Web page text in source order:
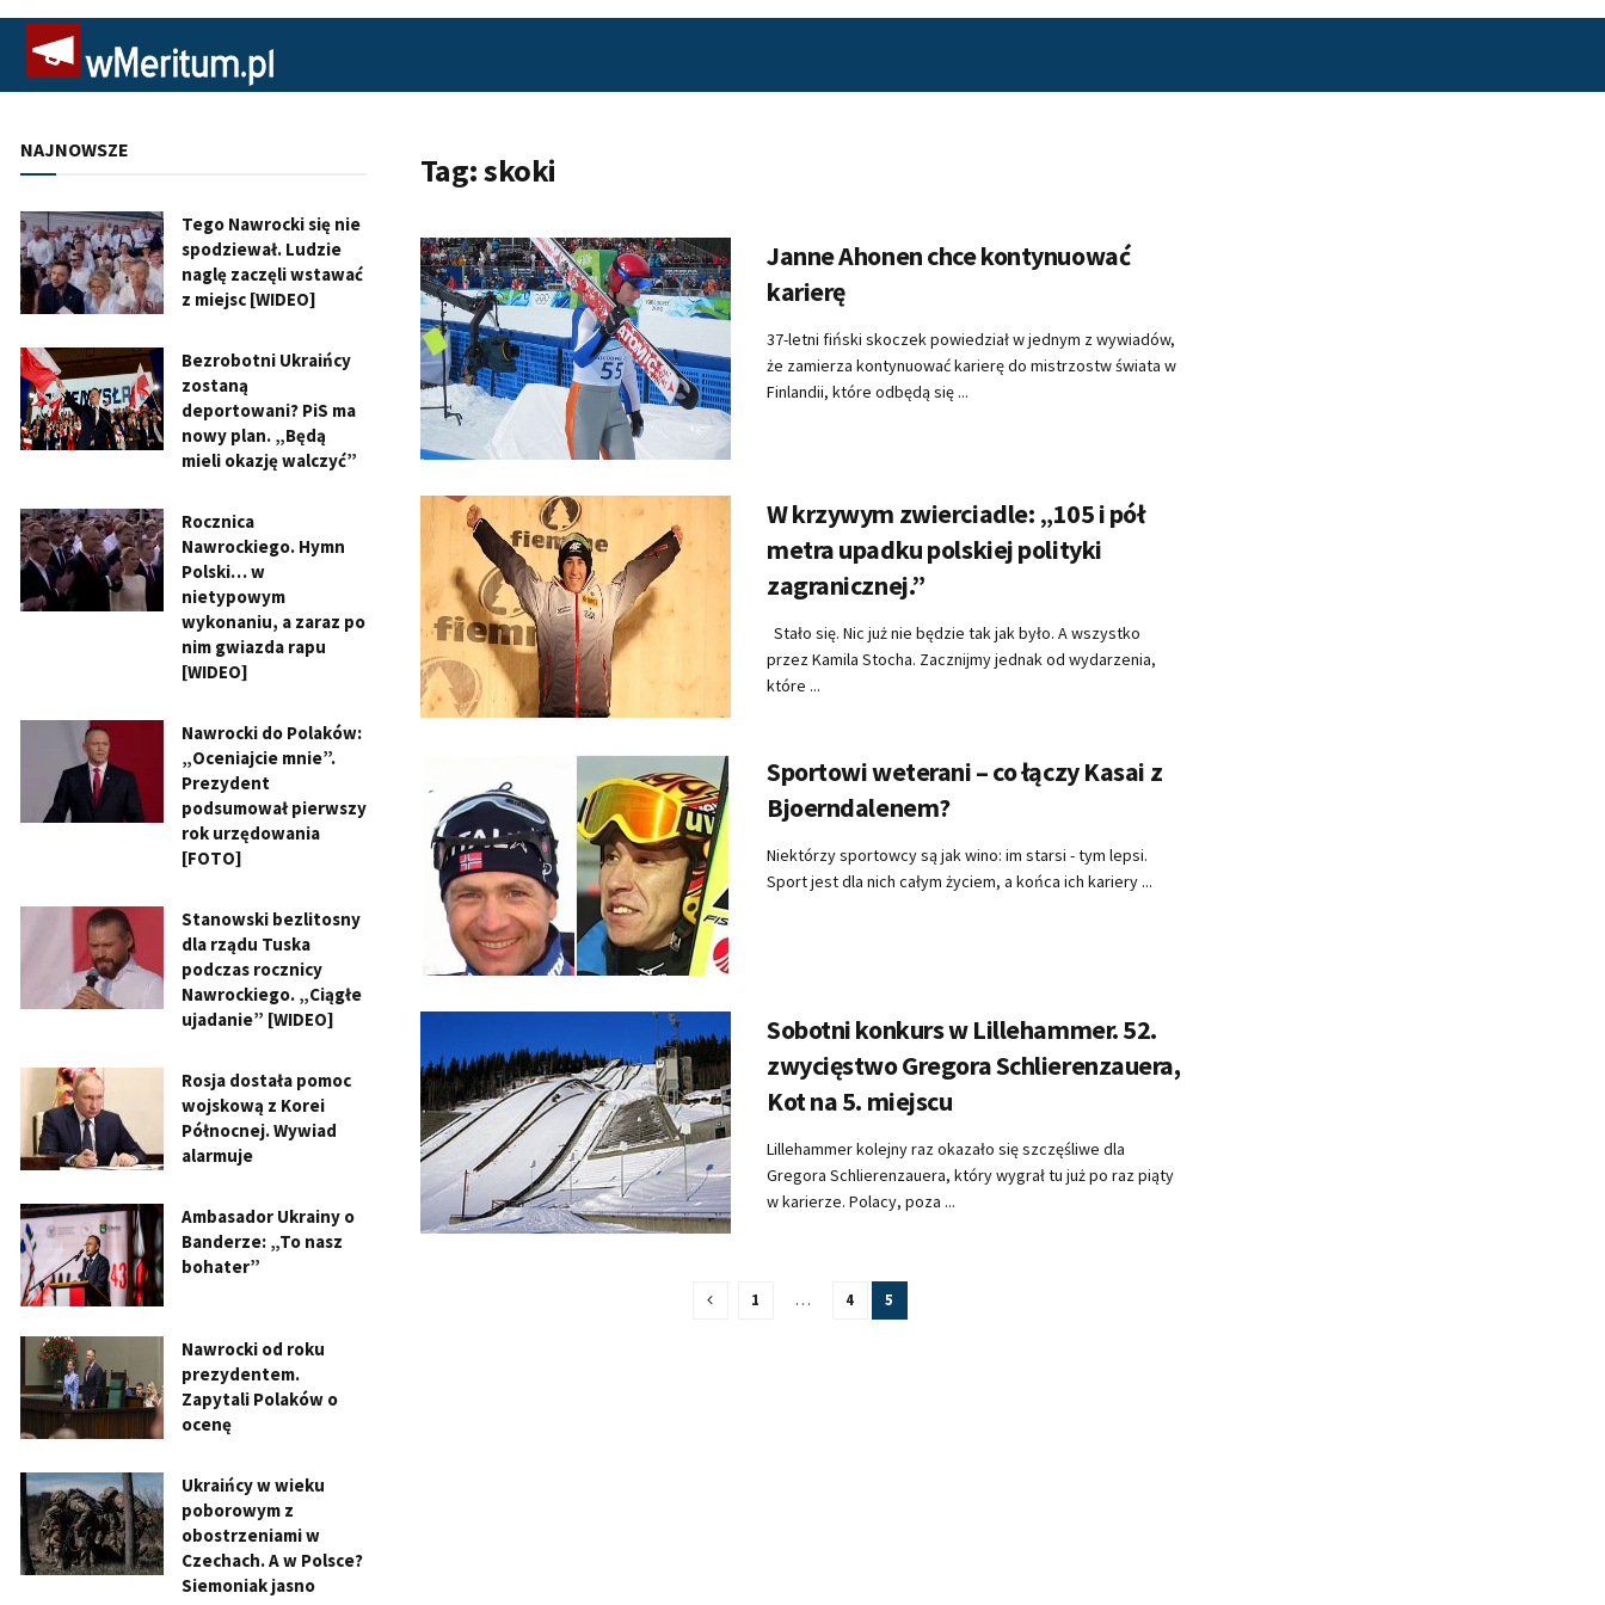
Tag:skoki
Janne Ahonen chce kontynuować
karierę
37-letni fiński skoczek powiedział w jednym z wywiadów,
że zamierza kontynuować karierę do mistrzostw świata w
Finlandii, które odbędą się ...
W krzywym zwierciadle: „105 i pół
metra upadku polskiej polityki
zagranicznej.”
Stało się. Nic już nie będzie tak jak było. A wszystko
przez Kamila Stocha. Zacznijmy jednak od wydarzenia,
które ...
Sportowi weterani – co łączy Kasai z
Bjoerndalenem?
Niektórzy sportowcy są jak wino: im starsi - tym lepsi.
Sport jest dla nich całym życiem, a końca ich kariery ...
Sobotni konkurs w Lillehammer. 52.
zwycięstwo Gregora Schlierenzauera,
Kot na 5. miejscu
Lillehammer kolejny raz okazało się szczęśliwe dla
Gregora Schlierenzauera, który wygrał tu już po raz piąty
w karierze. Polacy, poza ...
1 … 4 5
NAJNOWSZE
Tego Nawrocki się nie
spodziewał. Ludzie
naglę zaczęli wstawać
z miejsc [WIDEO]
Bezrobotni Ukraińcy
zostaną
deportowani? PiS ma
nowy plan. „Będą
mieli okazję walczyć”
Rocznica
Nawrockiego. Hymn
Polski… w
nietypowym
wykonaniu, a zaraz po
nim gwiazda rapu
[WIDEO]
Nawrocki do Polaków:
„Oceniajcie mnie”.
Prezydent
podsumował pierwszy
rok urzędowania
[FOTO]
Stanowski bezlitosny
dla rządu Tuska
podczas rocznicy
Nawrockiego. „Ciągłe
ujadanie” [WIDEO]
Rosja dostała pomoc
wojskową z Korei
Północnej. Wywiad
alarmuje
Ambasador Ukrainy o
Banderze: „To nasz
bohater”
Nawrocki od roku
prezydentem.
Zapytali Polaków o
ocenę
Ukraińcy w wieku
poborowym z
obostrzeniami w
Czechach. A w Polsce?
Siemoniak jasno